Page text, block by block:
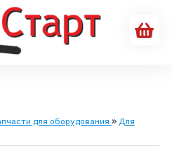
для оборудования » Для